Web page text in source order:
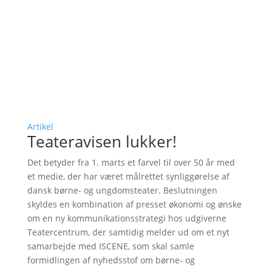
Artikel
Teateravisen lukker!
Det betyder fra 1. marts et farvel til over 50 år med
et medie, der har været målrettet synliggørelse af
dansk børne- og ungdomsteater. Beslutningen
skyldes en kombination af presset økonomi og ønske
om en ny kommunikationsstrategi hos udgiverne
Teatercentrum, der samtidig melder ud om et nyt
samarbejde med ISCENE, som skal samle
formidlingen af nyhedsstof om børne- og